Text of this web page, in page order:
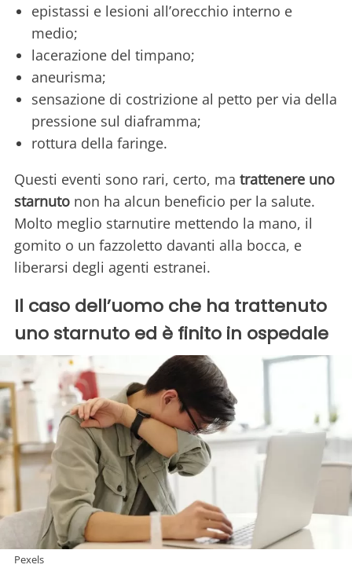
epistassi e lesioni all’orecchio interno e
medio;
lacerazione del timpano;
aneurisma;
sensazione di costrizione al petto per via della
pressione sul diaframma;
rottura della faringe.
Questi eventi sono rari, certo, ma trattenere uno
starnuto non ha alcun beneficio per la salute.
Molto meglio starnutire mettendo la mano, il
gomito o un fazzoletto davanti alla bocca, e
liberarsi degli agenti estranei.
Il caso dell’uomo che ha trattenuto
uno starnuto ed è finito in ospedale
Pexels